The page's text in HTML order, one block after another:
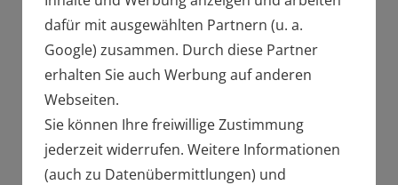
dafür mit ausgewählten Partnern (u. a.
Google) zusammen. Durch diese Partner
erhalten Sie auch Werbung auf anderen
Webseiten.
Sie können Ihre freiwillige Zustimmung
jederzeit widerrufen. Weitere Informationen
(auch zu Datenübermittlungen) und
EINE KLEINE
SÄCHSISCHE LOK
MIT TRADITION
DAS MODELL DER LOK NR. 3
ERSTMALIG MIT GEPULSTEM RAUCH!